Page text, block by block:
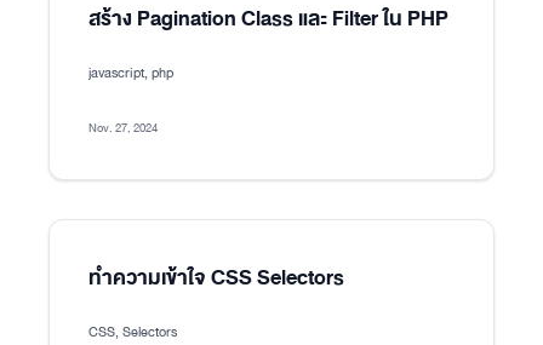
สร้าง Pagination Class และ Filter ใน PHP
javascript, php
Nov. 27, 2024
ทำความเข้าใจ CSS Selectors
CSS, Selectors